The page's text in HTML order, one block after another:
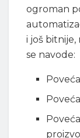
ogroman
i još
se navode: